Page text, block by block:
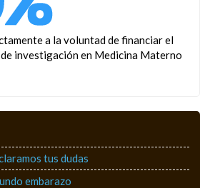
a la voluntad de financiar el
investigación en Medicina Materno
tus dudas
embarazo